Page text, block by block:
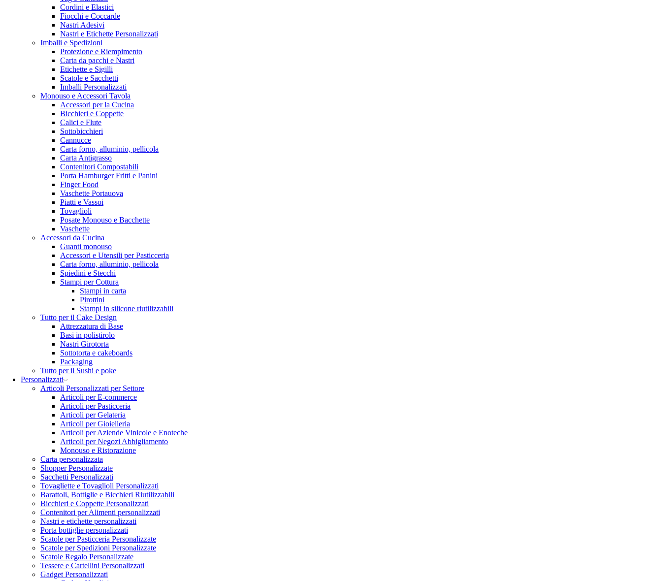
Cordini e Elastici
Fiocchi e Coccarde
Nastri Adesivi
Nastri e Etichette Personalizzati
Imballi e Spedizioni
Protezione e Riempimento
Carta da pacchi e Nastri
Etichette e Sigilli
Scatole e Sacchetti
Imballi Personalizzati
Monouso e Accessori Tavola
Accessori per la Cucina
Bicchieri e Coppette
Calici e Flute
Sottobicchieri
Cannucce
Carta forno, alluminio, pellicola
Carta Antigrasso
Contenitori Compostabili
Porta Hamburger Fritti e Panini
Finger Food
Vaschette Portauova
Piatti e Vassoi
Tovaglioli
Posate Monouso e Bacchette
Vaschette
Accessori da Cucina
Guanti monouso
Accessori e Utensili per Pasticceria
Carta forno, alluminio, pellicola
Spiedini e Stecchi
Stampi per Cottura
Stampi in carta
Pirottini
Stampi in silicone riutilizzabili
Tutto per il Cake Design
Attrezzatura di Base
Basi in polistirolo
Nastri Girotorta
Sottotorta e cakeboards
Packaging
Tutto per il Sushi e poke
Personalizzati
Articoli Personalizzati per Settore
Articoli per E-commerce
Articoli per Pasticceria
Articoli per Gelateria
Articoli per Gioielleria
Articoli per Aziende Vinicole e Enoteche
Articoli per Negozi Abbigliamento
Monouso e Ristorazione
Carta personalizzata
Shopper Personalizzate
Sacchetti Personalizzati
Tovagliette e Tovaglioli Personalizzati
Barattoli, Bottiglie e Bicchieri Riutilizzabili
Bicchieri e Coppette Personalizzati
Contenitori per Alimenti personalizzati
Nastri e etichette personalizzati
Porta bottiglie personalizzati
Scatole per Pasticceria Personalizzate
Scatole per Spedizioni Personalizzate
Scatole Regalo Personalizzate
Tessere e Cartellini Personalizzati
Gadget Personalizzati